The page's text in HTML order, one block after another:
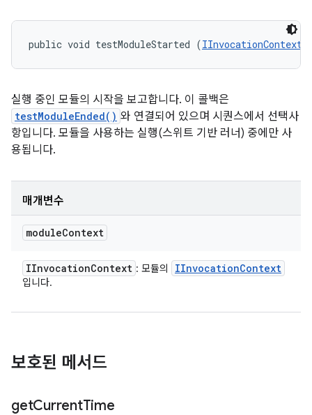
public void testModuleStarted (IInvocationContext
실행 중인 모듈의 시작을 보고합니다. 이 콜백은
testModuleEnded() 와 연결되어 있으며 시퀀스에서 선택사
항입니다. 모듈을 사용하는 실행(스위트 기반 러너) 중에만 사
용됩니다.
매개변수
moduleContext
IInvocationContext : 모듈의 IInvocationContext
입니다.
보호된 메서드
getCurrentTime